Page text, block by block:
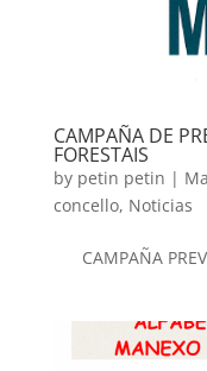
CAMPAÑA DE
FORESTAIS
by petin petin |
concello, Noticias
CAMPAÑA